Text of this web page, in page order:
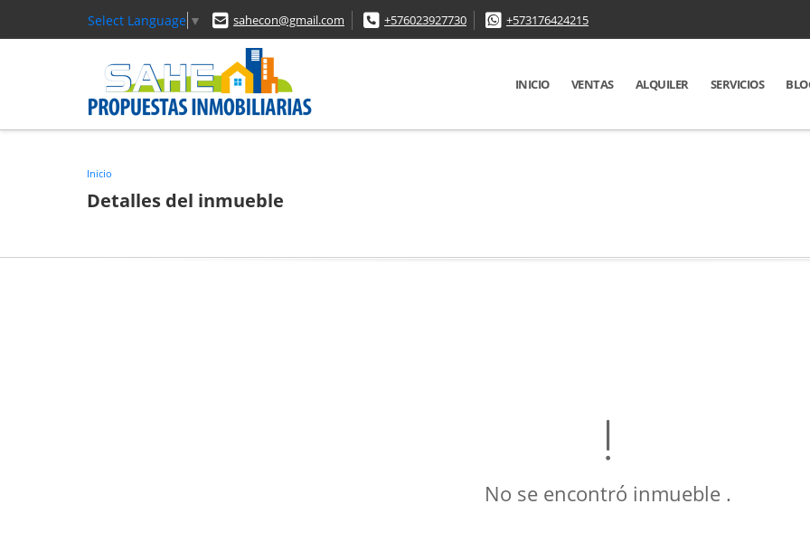
Select Language ▼ sahecon@gmail.com +576023927730 +573176424215
INICIO VENTAS ALQUILER SERVICIOS
Inicio
Detalles del inmueble
No se encontró inmueble .